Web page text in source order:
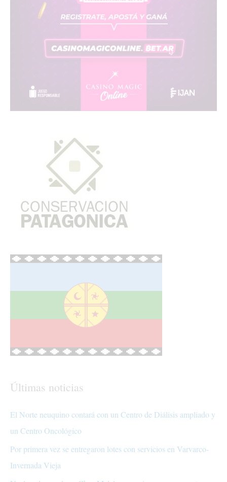
Últimas noticias
El Norte neuquino contará con un Centro de Diálisis ampliado y
un Centro Oncológico
Por primera vez se entregaron lotes con servicios en Varvarco-
Invernada Vieja